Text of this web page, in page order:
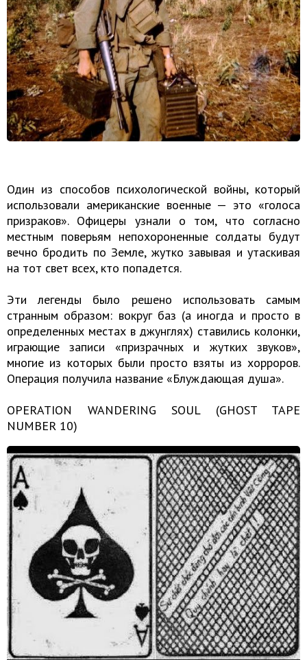
Один из способов психологической войны, который
использовали американские военные — это «голоса
призраков». Офицеры узнали о том, что согласно
местным поверьям непохороненные солдаты будут
вечно бродить по Земле, жутко завывая и утаскивая
на тот свет всех, кто попадется.
Эти легенды было решено использовать самым
странным образом: вокруг баз (а иногда и просто в
определенных местах в джунглях) ставились колонки,
играющие записи «призрачных и жутких звуков»,
многие из которых были просто взяты из хорроров.
Операция получила название «Блуждающая душа».
OPERATION WANDERING SOUL (GHOST TAPE
NUMBER 10)